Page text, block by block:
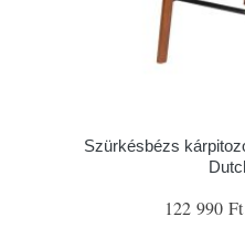
Szürkésbézs
122 990 Ft